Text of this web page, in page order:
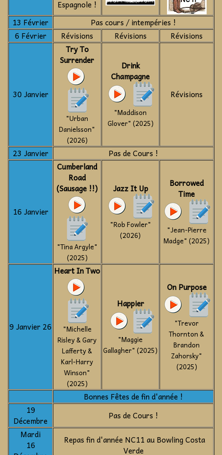
Espagnole !
13 Février
Pas cours / intempéries !
6 Février
Révisions Révisions Révisions
30 Janvier
Try To
Surrender
"Urban
Danielsson"
(2026)
Drink
Champagne
"Maddison
Glover" (2025)
Révisions
23 Janvier Pas de Cours !
16 Janvier
Cumberland
Road
(Sausage !!)
"Tina Argyle"
(2025)
Jazz It Up
"Rob Fowler"
(2026)
Borrowed
Time
"Jean-Pierre
Madge" (2025)
9 Janvier 26
Heart In Two
"Michelle
Risley & Gary
Lafferty &
Karl-Harry
Winson"
(2025)
Happier
"Maggie
Gallagher" (2025)
On Purpose
"Trevor
Thornton &
Brandon
Zahorsky"
(2025)
Bonnes Fêtes de fin d'année !
19
Décembre
Pas de Cours !
Mardi
16
Repas fin d'année NC11 au Bowling Costa
Verde